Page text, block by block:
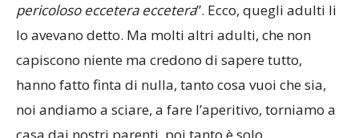
pericoloso eccetera eccetera”. Ecco, quegli adulti li
lo avevano detto. Ma molti altri adulti, che non
capiscono niente ma credono di sapere tutto,
hanno fatto finta di nulla, tanto cosa vuoi che sia,
noi andiamo a sciare, a fare l’aperitivo, torniamo a